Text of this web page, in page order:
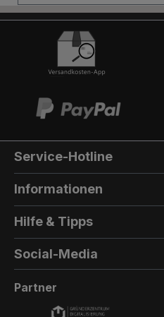
Briefkasten:Optional
integriert werden. Die
separaten und
Hintertür:Auf der
Hintertür integrieren.
immer die gleiche
vorne. Außenmaterial:
Firma Trespa Bei
der TürfarbeGeben Sie
Wunschfarbe an.Die
Sonderfarben verlängert
AußenfarbeGeben Sie
Wunschfarbe
in der selben Farbe wie
berechnet wird.Die
Service-Hotline
Informationen
Hilfe & Tipps
Social-Media
Partner